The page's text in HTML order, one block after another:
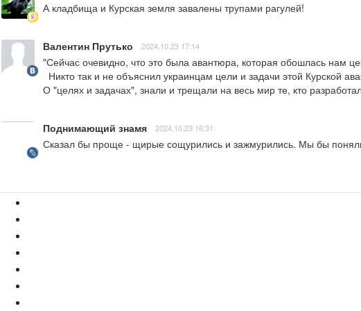
А кладбища и Курская земля завалены трупами рагулей!
Валентин Прутько 2024.10.23 17:14
"Сейчас очевидно, что это была авантюра, которая обошлась нам
О "целях и задачах", знали и трещали на весь мир те, кто
Поднимающий знамя 2024.10.23 16:31
Сказал бы проще - щирые сощурились и зажмурились. Мы бы